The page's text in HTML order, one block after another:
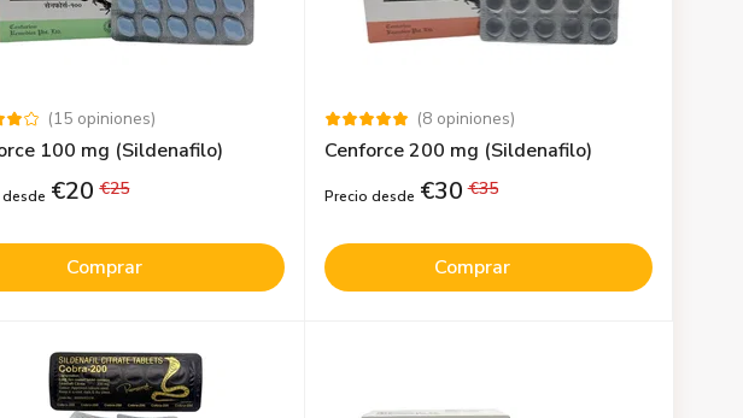
(15 opiniones)
100 mg (Sildenafilo)
€20 €25
Comprar
(8 opiniones)
Cenforce 200 mg (Sildenafilo)
Precio desde €30 €35
Comprar